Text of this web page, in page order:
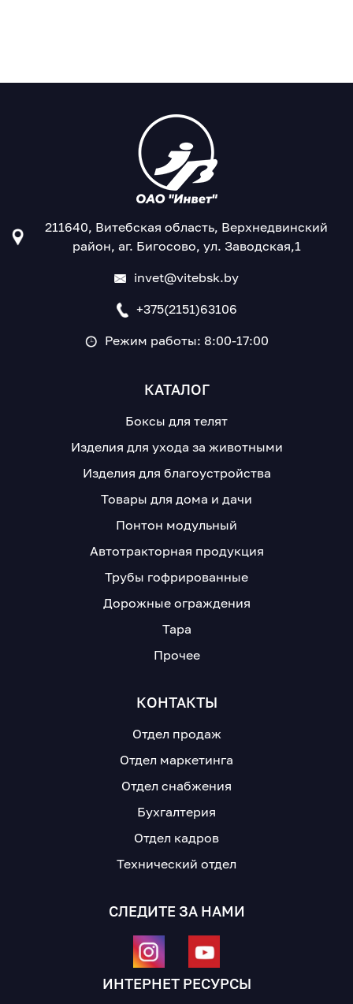
211640, Витебская область, Верхнедвинский
район, аг. Бигосово, ул. Заводская,1
invet@vitebsk.by
+375(2151)63106
Режим работы: 8:00-17:00
КАТАЛОГ
Боксы для телят
Изделия для ухода за животными
Изделия для благоустройства
Товары для дома и дачи
Понтон модульный
Автотракторная продукция
Трубы гофрированные
Дорожные ограждения
Тара
Прочее
КОНТАКТЫ
Отдел продаж
Отдел маркетинга
Отдел снабжения
Бухгалтерия
Отдел кадров
Технический отдел
СЛЕДИТЕ ЗА НАМИ
ИНТЕРНЕТ РЕСУРСЫ